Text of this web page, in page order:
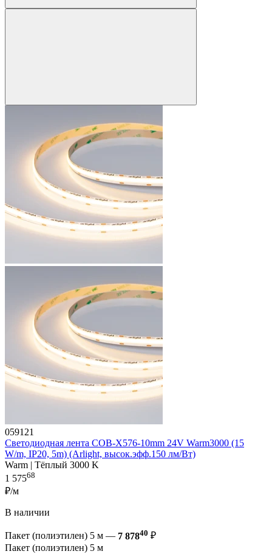
059121
Светодиодная лента COB-X576-10mm 24V Warm3000 (15
W/m, IP20, 5m) (Arlight, высок.эфф.150 лм/Вт)
Warm | Тёплый 3000 K
1 57568
₽/м
В наличии
Пакет (полиэтилен) 5 м — 7 87840 ₽
Пакет (полиэтилен) 5 м